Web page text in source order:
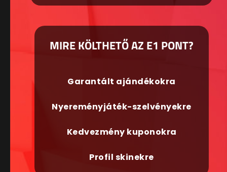
MIRE KÖLTHETŐ AZ E1 PONT?
Garantált ajándékokra
Nyereményjáték-szelvényekre
Kedvezmény kuponokra
Profil skinekre